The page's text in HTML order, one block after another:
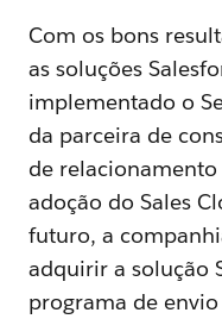
Com os bons
as soluções
implementado o
da parceira de
de
adoção do Sales
futuro, a
adquirir a solução
programa de